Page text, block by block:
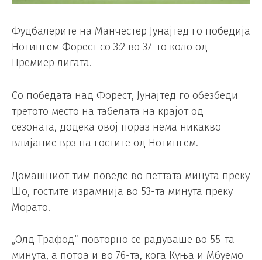
Фудбалерите на Манчестер Јунајтед го победија
Нотингем Форест со 3:2 во 37-то коло од
Премиер лигата.
Со победата над Форест, Јунајтед го обезбеди
третото место на табелата на крајот од
сезоната, додека овој пораз нема никакво
влијание врз на гостите од Нотингем.
Домашниот тим поведе во петтата минута преку
Шо, гостите израмнија во 53-та минута преку
Морато.
„Олд Трафод“ повторно се радуваше во 55-та
минута, а потоа и во 76-та, кога Куња и Мбуемо